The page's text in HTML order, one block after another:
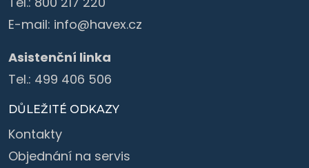
E-mail: info@havex.cz
Asistenční linka
Tel.: 499 406 506
DŮLEŽITÉ ODKAZY
Kontakty
Objednání na servis